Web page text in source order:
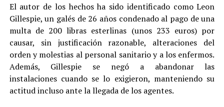
El autor de los hechos ha sido identificado como Leon
Gillespie, un galés de 26 años condenado al pago de una
multa de 200 libras esterlinas (unos 233 euros) por
causar, sin justificación razonable, alteraciones del
orden y molestias al personal sanitario y a los enfermos.
Además, Gillespie se negó a abandonar las
instalaciones cuando se lo exigieron, manteniendo su
actitud incluso ante la llegada de los agentes.